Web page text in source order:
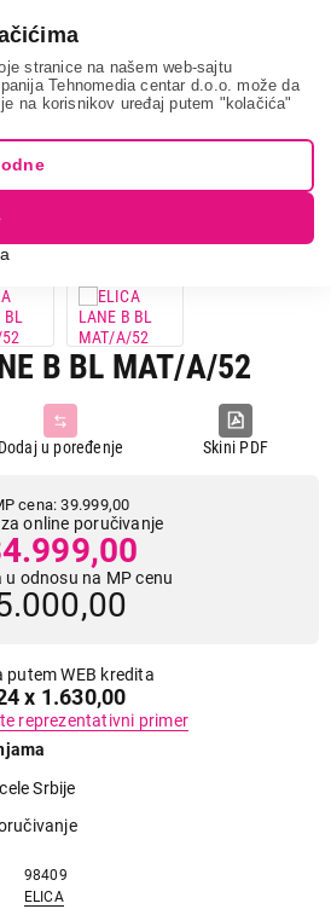
stranice na našem web-sajtu
Tehnomedia centar d.o.o. može da
na korisnikov uređaj putem "kolačića"
Ugradni aspiratori
Elica lane b
B BL MAT/A/52
Skini PDF
Dodaj u poređenje
cena: 39.999,00
online poručivanje
u odnosu na MP cenu
putem WEB kredita
x 1.630,00
reprezentativni primer
Srbije
98409
ELICA